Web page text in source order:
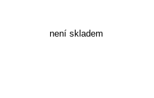
není skladem